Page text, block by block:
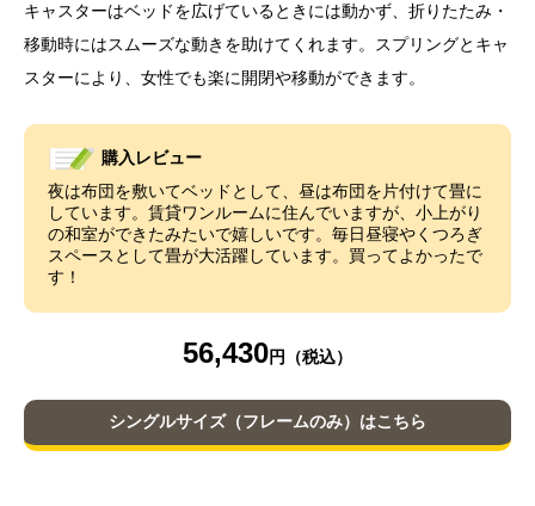
キャスターはベッドを広げているときには動かず、折りたたみ・
移動時にはスムーズな動きを助けてくれます。スプリングとキャ
スターにより、女性でも楽に開閉や移動ができます。
購入レビュー
夜は布団を敷いてベッドとして、昼は布団を片付けて畳に
しています。賃貸ワンルームに住んでいますが、小上がり
の和室ができたみたいで嬉しいです。毎日昼寝やくつろぎ
スペースとして畳が大活躍しています。買ってよかったで
す！
56,430
シングルサイズ（フレームのみ）はこちら